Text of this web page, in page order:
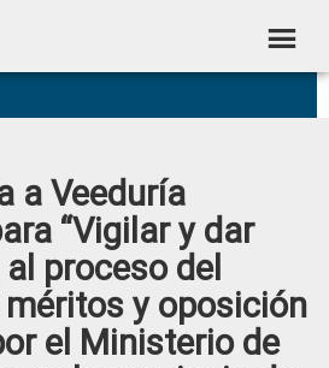
a Veeduría
“Vigilar y dar
proceso del
y oposición
el Ministerio de